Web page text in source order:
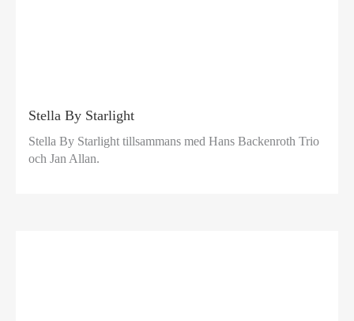
Stella By Starlight
Stella By Starlight tillsammans med Hans Backenroth Trio
och Jan Allan.